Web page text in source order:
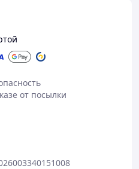
от посылки